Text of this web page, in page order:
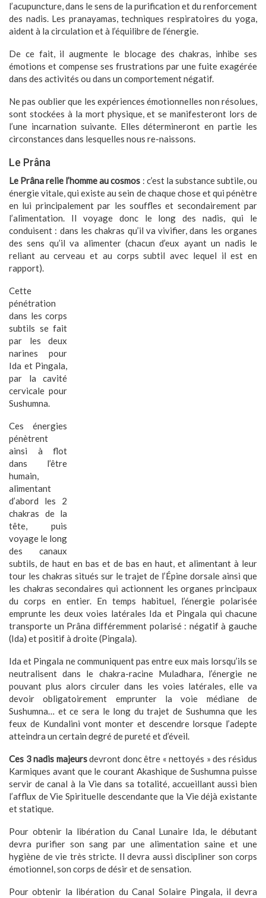
l’acupuncture, dans le sens de la purification et du renforcement
des nadis. Les pranayamas, techniques respiratoires du yoga,
aident à la circulation et à l’équilibre de l’énergie.
De ce fait, il augmente le blocage des chakras, inhibe ses
émotions et compense ses frustrations par une fuite exagérée
dans des activités ou dans un comportement négatif.
Ne pas oublier que les expériences émotionnelles non résolues,
sont stockées à la mort physique, et se manifesteront lors de
l’une incarnation suivante. Elles détermineront en partie les
circonstances dans lesquelles nous re-naissons.
Le Prâna
Le Prâna relie l’homme au cosmos : c’est la substance subtile, ou
énergie vitale, qui existe au sein de chaque chose et qui pénètre
en lui principalement par les souffles et secondairement par
l’alimentation. Il voyage donc le long des nadis, qui le
conduisent : dans les chakras qu’il va vivifier, dans les organes
des sens qu’il va alimenter (chacun d’eux ayant un nadis le
reliant au cerveau et au corps subtil avec lequel il est en
rapport).
Cette
pénétration
dans les corps
subtils se fait
par les deux
narines pour
Ida et Pingala,
par la cavité
cervicale pour
Sushumna.
Ces énergies
pénètrent
ainsi à flot
dans l’être
humain,
alimentant
d’abord les 2
chakras de la
tête, puis
voyage le long
des canaux
subtils, de haut en bas et de bas en haut, et alimentant à leur
tour les chakras situés sur le trajet de l’Épine dorsale ainsi que
les chakras secondaires qui actionnent les organes principaux
du corps en entier. En temps habituel, l’énergie polarisée
emprunte les deux voies latérales Ida et Pingala qui chacune
transporte un Prâna différemment polarisé : négatif à gauche
(Ida) et positif à droite (Pingala).
Ida et Pingala ne communiquent pas entre eux mais lorsqu’ils se
neutralisent dans le chakra-racine Muladhara, l’énergie ne
pouvant plus alors circuler dans les voies latérales, elle va
devoir obligatoirement emprunter la voie médiane de
Sushumna… et ce sera le long du trajet de Sushumna que les
feux de Kundalini vont monter et descendre lorsque l’adepte
atteindra un certain degré de pureté et d’éveil.
Ces 3 nadis majeursdevront donc être « nettoyés » des résidus
Karmiques avant que le courant Akashique de Sushumna puisse
servir de canal à la Vie dans sa totalité, accueillant aussi bien
l’afflux de Vie Spirituelle descendante que la Vie déjà existante
et statique.
Pour obtenir la libération du Canal Lunaire Ida, le débutant
devra purifier son sang par une alimentation saine et une
hygiène de vie très stricte. Il devra aussi discipliner son corps
émotionnel, son corps de désir et de sensation.
Pour obtenir la libération du Canal Solaire Pingala, il devra